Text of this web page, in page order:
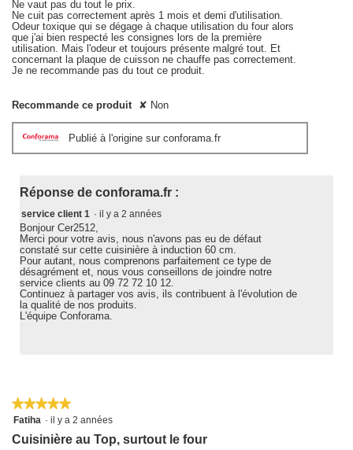
Ne vaut pas du tout le prix.
Ne cuit pas correctement après 1 mois et demi d'utilisation.
Odeur toxique qui se dégage à chaque utilisation du four alors
que j'ai bien respecté les consignes lors de la première
utilisation. Mais l'odeur et toujours présente malgré tout. Et
concernant la plaque de cuisson ne chauffe pas correctement.
Je ne recommande pas du tout ce produit.
Recommande ce produit ✘ Non
Publié à l'origine sur conforama.fr
Réponse de conforama.fr :
service client 1 · il y a 2 années
Bonjour Cer2512,
Merci pour votre avis, nous n'avons pas eu de défaut
constaté sur cette cuisinière à induction 60 cm.
Pour autant, nous comprenons parfaitement ce type de
désagrément et, nous vous conseillons de joindre notre
service clients au 09 72 72 10 12.
Continuez à partager vos avis, ils contribuent à l'évolution de
la qualité de nos produits.
L'équipe Conforama.
★★★★★
★★★★★
5
5
Fatiha · il y a 2 années
Cuisinière au Top, surtout le four